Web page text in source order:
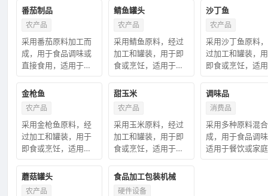
番茄制品
农产品
采用番茄原料加工而
成，用于食品调味或
直接食用，适用于餐
鲭鱼罐头
农产品
采用鲭鱼原料，经过
加工和罐装，用于即
食或烹饪，适用于餐
沙丁鱼
农产品
采用沙丁鱼原料
过加工和罐装，
即食或烹饪，适
金枪鱼
农产品
采用金枪鱼原料，经
过加工和罐装，用于
即食或烹饪，适用于
甜玉米
农产品
采用玉米原料，经过
加工和罐装，用于即
食或烹饪，适用于餐
调味品
消费品
采用多种原料混
成，用于食品调
适用于餐饮或家
蘑菇罐头
农产品
食品加工包装机械
硬件设备